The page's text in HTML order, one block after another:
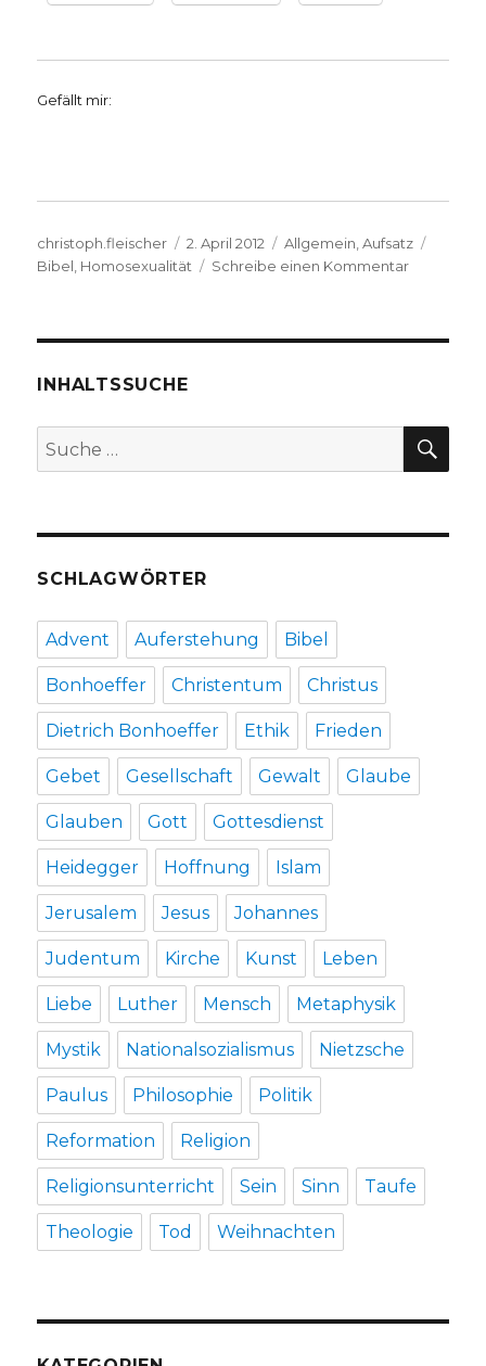
Gefällt mir:
Autor
christoph.fleischer
Veröffentlicht
am
2. April 2012 Kategorien
Allgemein ,Aufsatz
Bibel Homosexualität Schreibe einen Kommentarzu
Fleischer,
Werl
2012
INHALTSSUCHE
Suche
nach:
SCHLAGWÖRTER
Advent Auferstehung Bibel
Bonhoeffer Christentum Christus
Dietrich Bonhoeffer Ethik Frieden
Gebet Gesellschaft Gewalt Glaube
Glauben Gott Gottesdienst
Heidegger Hoffnung Islam
Jerusalem Jesus Johannes
Judentum Kirche Kunst Leben
Liebe Luther Mensch Metaphysik
Mystik Nationalsozialismus Nietzsche
Paulus Philosophie Politik
Reformation Religion
Religionsunterricht Sein Sinn Taufe
Theologie Tod Weihnachten